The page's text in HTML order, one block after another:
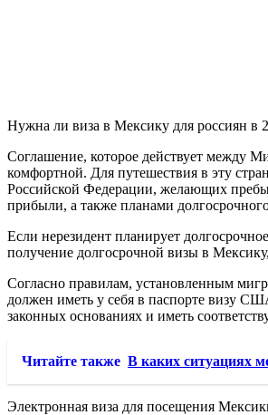
Нужна ли виза в Мексику для россиян в
Соглашение, которое действует между
комфортной. Для путешествия в эту
Российской Федерации, желающих
прибыли, а также планами
Если нерезидент планирует
получение долгосрочной визы в
Согласно правилам, установленным
должен иметь у себя в паспорте визу
законных основаниях и иметь
Читайте также В каких ситуациях
Электронная виза для посещения